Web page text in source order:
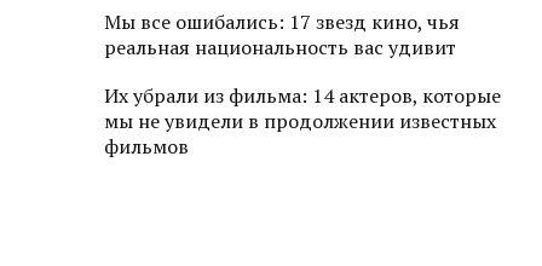
Мы все ошибались: 17 звезд кино, чья
реальная национальность вас удивит
Их убрали из фильма: 14 актеров, которые
мы не увидели в продолжении известных
фильмов